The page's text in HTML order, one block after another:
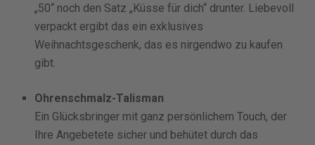
„50“ noch den Satz „Küsse für dich“ drunter. Liebevoll
verpackt ergibt das ein exklusives
Weihnachtsgeschenk, das es nirgendwo zu kaufen
gibt.
Ohrenschmalz-Talisman
Ein Glücksbringer mit ganz persönlichem Touch, der
Ihre Angebetete sicher und behütet durch das